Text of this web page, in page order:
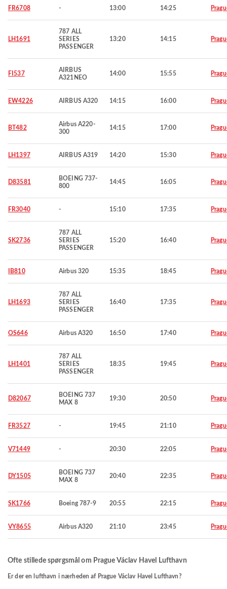
FR6708 - 13:00 14:25
LH1691
787 ALL
SERIES
PASSENGER
13:20 14:15
FI537
AIRBUS
A321NEO
14:00 15:55
EW4226 AIRBUS A320 14:15 16:00
BT482
Airbus A220-
300
14:15 17:00
LH1397 AIRBUS A319 14:20 15:30
D83581
BOEING 737-
800
14:45 16:05
FR3040 - 15:10 17:35
SK2736
787 ALL
SERIES
PASSENGER
15:20 16:40
IB810 Airbus 320 15:35 18:45
LH1693
787 ALL
SERIES
PASSENGER
16:40 17:35
OS646 Airbus A320 16:50 17:40
LH1401
787 ALL
SERIES
PASSENGER
18:35 19:45
D82067
BOEING 737
MAX 8
19:30 20:50
FR3527 - 19:45 21:10
V71449 - 20:30 22:05
DY1505
BOEING 737
MAX 8
20:40 22:35
SK1766 Boeing 787-9 20:55 22:15
VY8655 Airbus A320 21:10 23:45
Ofte stillede spørgsmål om Prague Václav Havel Lufthavn
Er der en lufthavn i nærheden af Prague Václav Havel Lufthavn?